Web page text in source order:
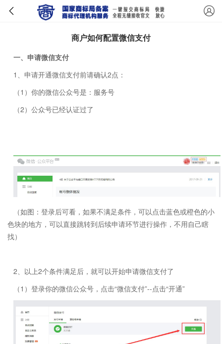
商户如何配置微信支付
一、申请微信支付
1、申请开通微信支付前请确认2点：
（1）你的微信公众号是：服务号
（2）公众号已经认证过了
（如图：登录后可看，如果不满足条件，可以点击蓝色或橙色的小
色块的地方，可以直接跳转到后续申请环节进行操作，不用自己瞎
找）
2、以上2个条件满足后，就可以开始申请微信支付了
（1）登录你的微信公众号，点击“微信支付”--点击“开通”